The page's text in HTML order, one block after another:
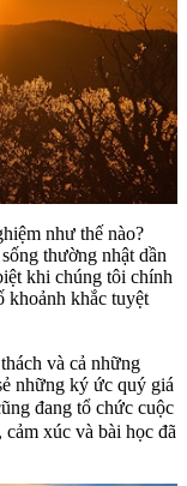
như thế nào?
thường nhật dần
khi chúng tôi chính
khoảnh khắc tuyệt
và cả những
những ký ức quý giá
đang tổ chức cuộc
xúc và bài học đã